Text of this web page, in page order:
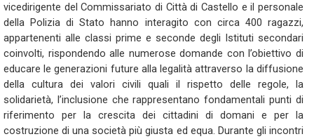
vicedirigente del Commissariato di Città di Castello e il personale
della Polizia di Stato hanno interagito con circa 400 ragazzi,
appartenenti alle classi prime e seconde degli Istituti secondari
coinvolti, rispondendo alle numerose domande con l’obiettivo di
educare le generazioni future alla legalità attraverso la diffusione
della cultura dei valori civili quali il rispetto delle regole, la
solidarietà, l’inclusione che rappresentano fondamentali punti di
riferimento per la crescita dei cittadini di domani e per la
costruzione di una società più giusta ed equa. Durante gli incontri